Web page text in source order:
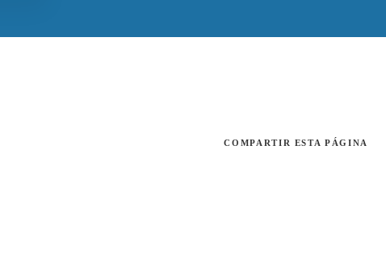
COMPARTIR ESTA PÁGINA